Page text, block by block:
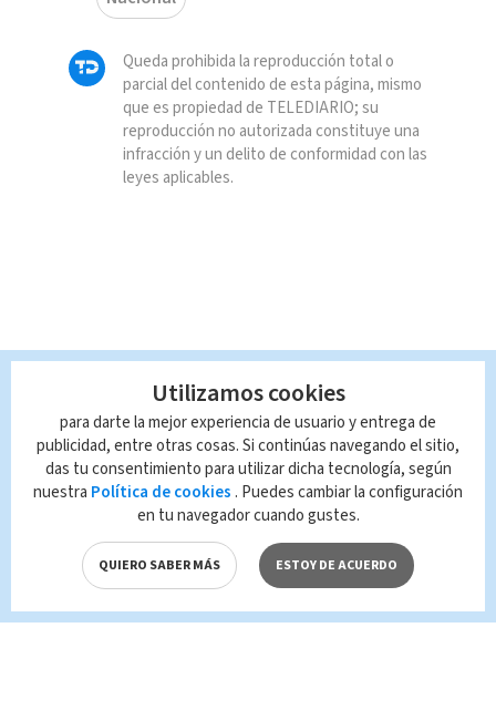
Queda prohibida la reproducción total o
parcial del contenido de esta página, mismo
que es propiedad de TELEDIARIO; su
reproducción no autorizada constituye una
infracción y un delito de conformidad con las
leyes aplicables.
Utilizamos cookies
para darte la mejor experiencia de usuario y entrega de
publicidad, entre otras cosas. Si continúas navegando el sitio,
das tu consentimiento para utilizar dicha tecnología, según
nuestra Política de cookies . Puedes cambiar la configuración
en tu navegador cuando gustes.
QUIERO SABER MÁS ESTOY DE ACUERDO